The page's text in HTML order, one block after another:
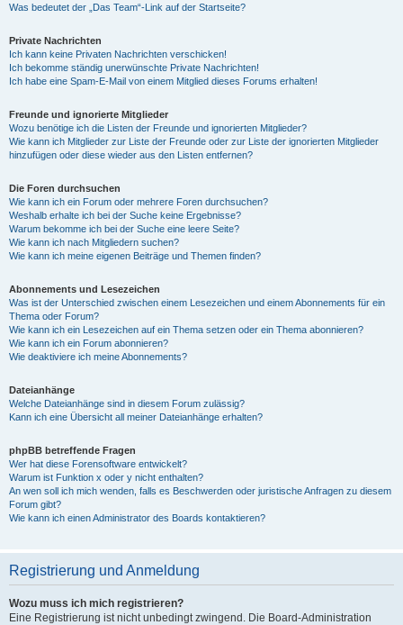
Was bedeutet der „Das Team“-Link auf der Startseite?
Private Nachrichten
Ich kann keine Privaten Nachrichten verschicken!
Ich bekomme ständig unerwünschte Private Nachrichten!
Ich habe eine Spam-E-Mail von einem Mitglied dieses Forums erhalten!
Freunde und ignorierte Mitglieder
Wozu benötige ich die Listen der Freunde und ignorierten Mitglieder?
Wie kann ich Mitglieder zur Liste der Freunde oder zur Liste der ignorierten Mitglieder
hinzufügen oder diese wieder aus den Listen entfernen?
Die Foren durchsuchen
Wie kann ich ein Forum oder mehrere Foren durchsuchen?
Weshalb erhalte ich bei der Suche keine Ergebnisse?
Warum bekomme ich bei der Suche eine leere Seite?
Wie kann ich nach Mitgliedern suchen?
Wie kann ich meine eigenen Beiträge und Themen finden?
Abonnements und Lesezeichen
Was ist der Unterschied zwischen einem Lesezeichen und einem Abonnements für ein
Thema oder Forum?
Wie kann ich ein Lesezeichen auf ein Thema setzen oder ein Thema abonnieren?
Wie kann ich ein Forum abonnieren?
Wie deaktiviere ich meine Abonnements?
Dateianhänge
Welche Dateianhänge sind in diesem Forum zulässig?
Kann ich eine Übersicht all meiner Dateianhänge erhalten?
phpBB betreffende Fragen
Wer hat diese Forensoftware entwickelt?
Warum ist Funktion x oder y nicht enthalten?
An wen soll ich mich wenden, falls es Beschwerden oder juristische Anfragen zu diesem
Forum gibt?
Wie kann ich einen Administrator des Boards kontaktieren?
Registrierung und Anmeldung
Wozu muss ich mich registrieren?
Eine Registrierung ist nicht unbedingt zwingend. Die Board-Administration